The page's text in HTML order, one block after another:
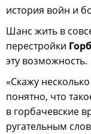
история войн и
Шанс жить в
перестройки
эту возможность.
«Скажу
понятно, что
в горбачевские
ругательным